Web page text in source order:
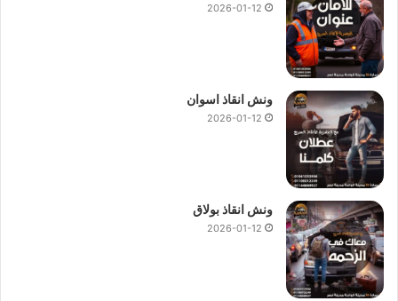
2026-01-12
ونش انقاذ اسوان
2026-01-12
ونش انقاذ بولاق
2026-01-12